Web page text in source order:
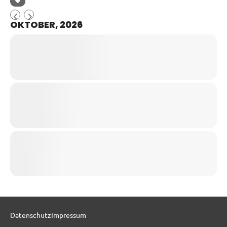
OKTOBER, 2026
DatenschutzImpressum